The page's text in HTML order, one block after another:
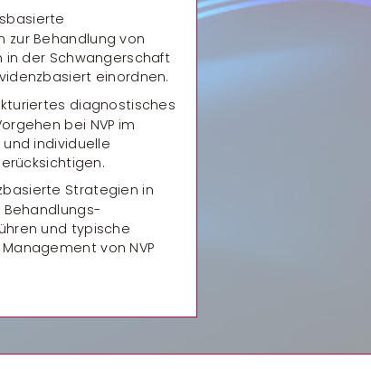
zur Behandlung von
in der Schwangerschaft
einordnen.
diagnostisches
bei NVP im
individuelle
Strategien in
Behandlungs­
und typische
von NVP